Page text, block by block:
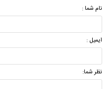
نام شما :
ایمیل :
نظر شما: